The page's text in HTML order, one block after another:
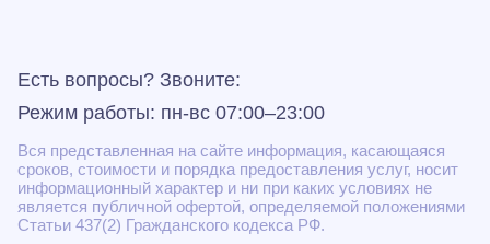
Есть вопросы? Звоните:
Режим работы: пн-вс 07:00–23:00
Вся представленная на сайте информация, касающаяся
сроков, стоимости и порядка предоставления услуг, носит
информационный характер и ни при каких условиях не
является публичной офертой, определяемой положениями
Статьи 437(2) Гражданского кодекса РФ.